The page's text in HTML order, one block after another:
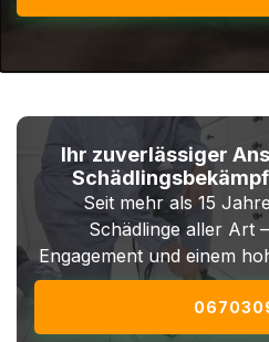
Ihr zuverlässiger
Seit mehr als 15
Schädlinge aller Art
Engagement und einem